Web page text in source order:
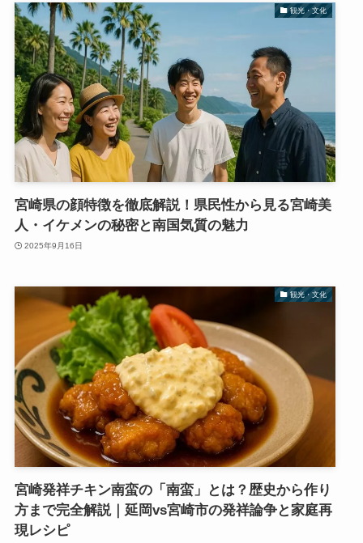
観光・文化
宮崎県の顔特徴を徹底解説！県民性から見る宮崎美
人・イケメンの秘密と南国気質の魅力
2025年9月16日
観光・文化
宮崎発祥チキン南蛮の「南蛮」とは？歴史から作り
方まで完全解説｜延岡vs宮崎市の発祥論争と家庭再
現レシピ